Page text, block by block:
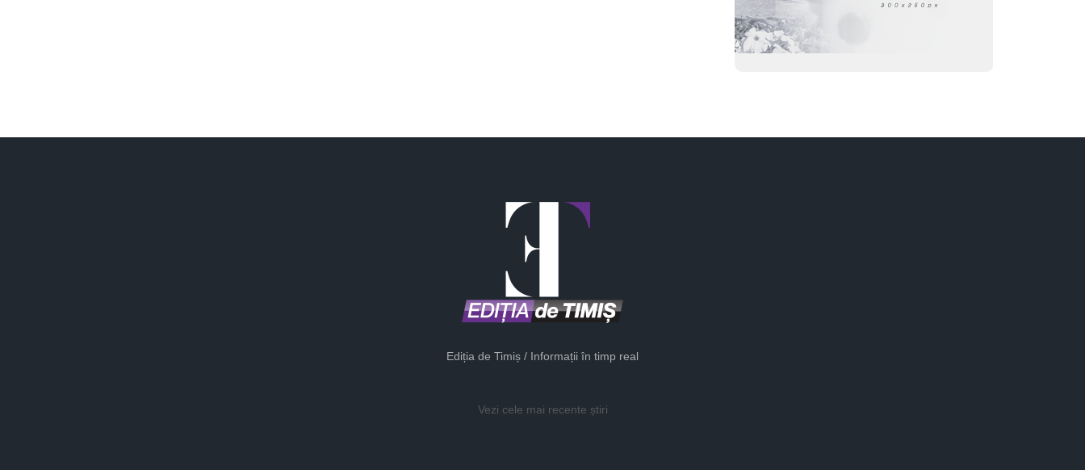
Ediția de Timiș / Informații în timp real
Vezi cele mai recente știri